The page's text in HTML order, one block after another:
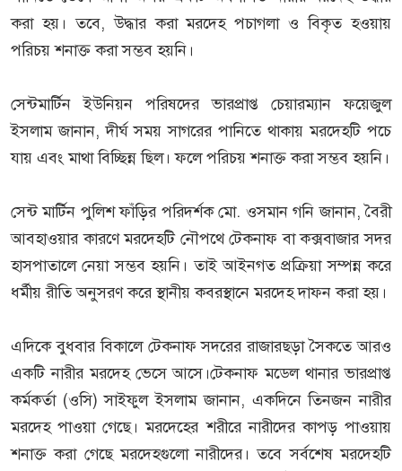
করা হয়। তবে, উদ্ধার করা মরদেহ পচাগলা ও বিকৃত হওয়ায়
পরিচয় শনাক্ত করা সম্ভব হয়নি।
সেন্টমার্টিন ইউনিয়ন পরিষদের ভারপ্রাপ্ত চেয়ারম্যান ফয়েজুল
ইসলাম জানান, দীর্ঘ সময় সাগরের পানিতে থাকায় মরদেহটি পচে
যায় এবং মাথা বিচ্ছিন্ন ছিল। ফলে পরিচয় শনাক্ত করা সম্ভব হয়নি।
সেন্ট মার্টিন পুলিশ ফাঁড়ির পরিদর্শক মো. ওসমান গনি জানান, বৈরী
আবহাওয়ার কারণে মরদেহটি নৌপথে টেকনাফ বা কক্সবাজার সদর
হাসপাতালে নেয়া সম্ভব হয়নি। তাই আইনগত প্রক্রিয়া সম্পন্ন করে
ধর্মীয় রীতি অনুসরণ করে স্থানীয় কবরস্থানে মরদেহ দাফন করা হয়।
এদিকে বুধবার বিকালে টেকনাফ সদরের রাজারছড়া সৈকতে আরও
একটি নারীর মরদেহ ভেসে আসে।টেকনাফ মডেল থানার ভারপ্রাপ্ত
কর্মকর্তা (ওসি) সাইফুল ইসলাম জানান, একদিনে তিনজন নারীর
মরদেহ পাওয়া গেছে। মরদেহের শরীরে নারীদের কাপড় পাওয়ায়
শনাক্ত করা গেছে মরদেহগুলো নারীদের। তবে সর্বশেষ মরদেহটি